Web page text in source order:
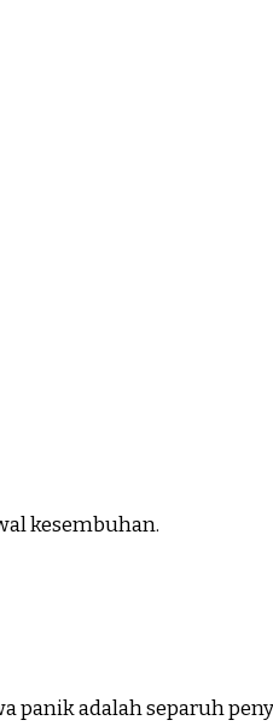
kesembuhan.
panik adalah separuh